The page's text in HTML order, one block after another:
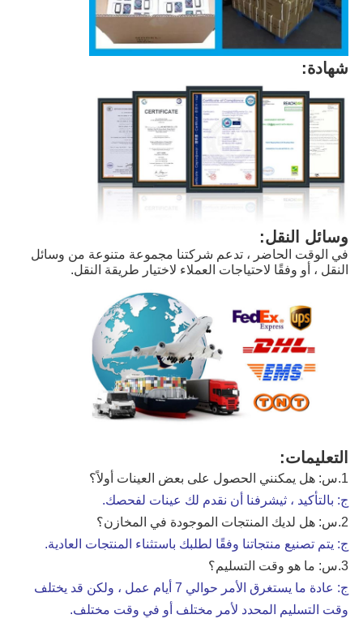
شهادة:
وسائل النقل:
النقل ، أو وفقًا لاحتياجات العملاء لاختيار طريقة النقل.
التعليمات:
1. س: هل يمكنني الحصول على بعض العينات أولاً؟
ج: بالتأكيد ، ثيشرفنا أن نقدم لك عينات لفحصك.
2. س: هل لديك المنتجات الموجودة في المخازن؟
ج: يتم تصنيع منتجاتنا وفقًا لطلبك باستثناء المنتجات العادية.
3. س: ما هو وقت التسليم؟
ج: عادة ما يستغرق الأمر حوالي 7 أيام عمل ، ولكن قد يختلف
وقت التسليم المحدد لأمر مختلف أو في وقت مختلف.